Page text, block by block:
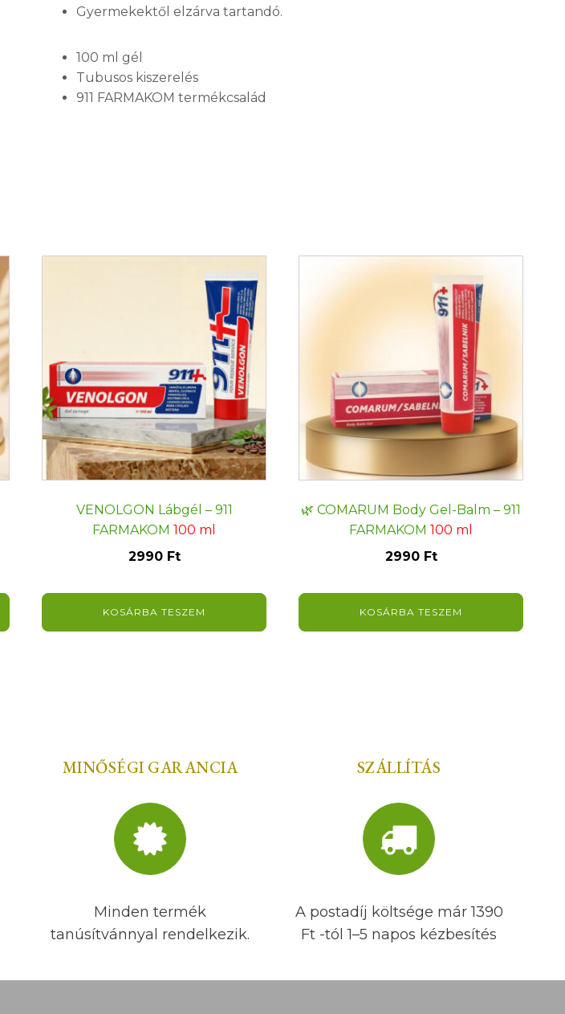
Gyermekektől elzárva tartandó.
100 ml gél
Tubusos kiszerelés
911 FARMAKOM termékcsalád
VENOLGON Lábgél – 911
FARMAKOM 100 ml
2990 Ft
KOSÁRBA TESZEM
🌿 COMARUM Body Gel-Balm – 911
FARMAKOM 100 ml
2990 Ft
KOSÁRBA TESZEM
MINŐSÉGI GARANCIA
Minden termék
tanúsítvánnyal rendelkezik.
SZÁLLÍTÁS
A postadíj költsége már 1390
Ft -tól 1–5 napos kézbesítés